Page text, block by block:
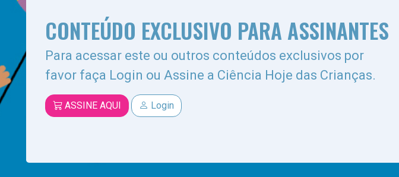
CONTEÚDO EXCLUSIVO PARA ASSINANTES
Para acessar este ou outros conteúdos exclusivos por
favor faça Login ou Assine a Ciência Hoje das Crianças.
ASSINE AQUI Login